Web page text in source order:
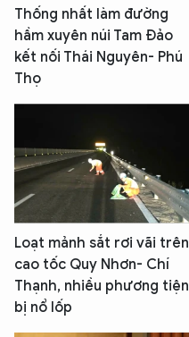
Thống nhất làm đường
hầm xuyên núi Tam Đảo
kết nối Thái Nguyên- Phú
Thọ
Loạt mảnh sắt rơi vãi trên
cao tốc Quy Nhơn- Chí
Thạnh, nhiều phương tiện
bị nổ lốp